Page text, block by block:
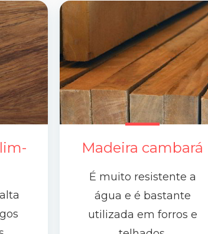
Madeira cambará
É muito resistente a
água e é bastante
utilizada em forros e